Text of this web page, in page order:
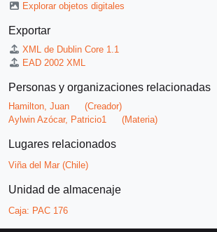
Explorar objetos digitales
Exportar
XML de Dublin Core 1.1
EAD 2002 XML
Personas y organizaciones relacionadas
Hamilton, Juan
(Creador)
Aylwin Azócar, Patricio1
(Materia)
Lugares relacionados
Viña del Mar (Chile)
Unidad de almacenaje
Caja: PAC 176